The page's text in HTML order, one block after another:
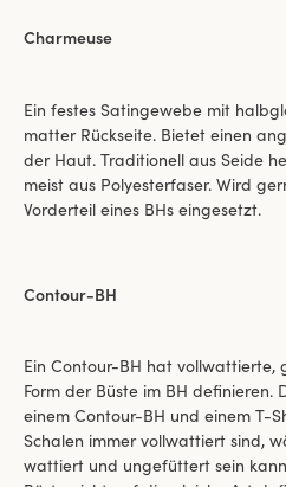
Charmeuse
Ein festes Satingewebe mit
matter Rückseite. Bietet einen
der Haut. Traditionell aus Seide
meist aus Polyesterfaser. Wird
Vorderteil eines BHs eingesetzt.
Contour-BH
Ein Contour-BH hat vollwattierte,
Form der Büste im BH definieren.
einem Contour-BH und einem T-
Schalen immer vollwattiert sind,
wattiert und ungefüttert sein